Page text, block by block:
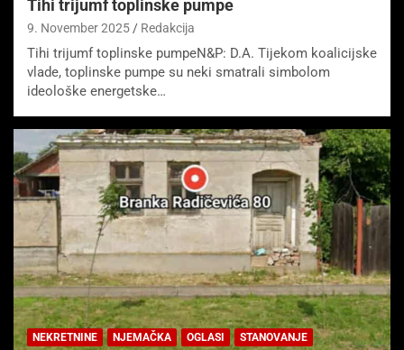
Tihi trijumf toplinske pumpe
9. November 2025 Redakcija
Tihi trijumf toplinske pumpeN&P: D.A. Tijekom koalicijske
vlade, toplinske pumpe su neki smatrali simbolom
ideološke energetske…
NEKRETNINE NJEMAČKA OGLASI STANOVANJE